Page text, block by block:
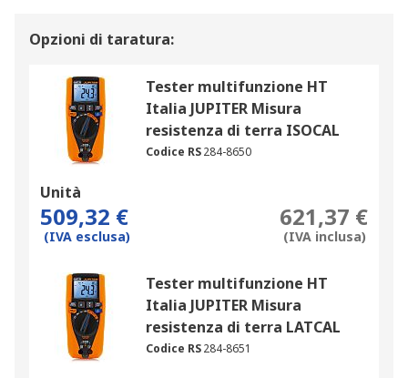
Opzioni di taratura:
Tester multifunzione HT
Italia JUPITER Misura
resistenza di terra ISOCAL
Codice RS284-8650
Unità
509,32 €
(IVA esclusa)
621,37 €
(IVA inclusa)
Tester multifunzione HT
Italia JUPITER Misura
resistenza di terra LATCAL
Codice RS284-8651